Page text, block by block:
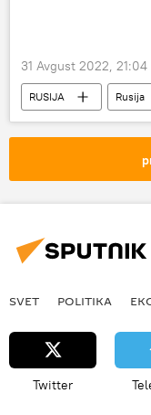
31 Avgust 2022, 21:04
RUSIJA Rusija
Društvo
RPC
SVET POLITIKA
Twitter